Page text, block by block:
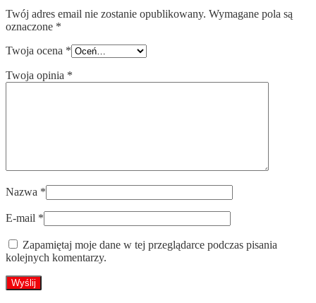
Twój adres email nie zostanie opublikowany. Wymagane pola są
oznaczone *
Twoja ocena *
Twoja opinia *
Nazwa *
E-mail *
Zapamiętaj moje dane w tej przeglądarce podczas pisania
kolejnych komentarzy.